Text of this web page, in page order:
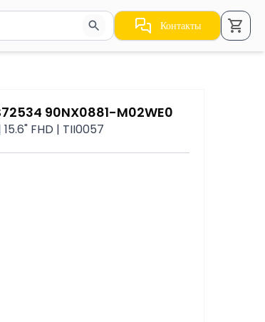
по результатам.
Контакты
90NX0881-M02WE0
FHD | TII0057